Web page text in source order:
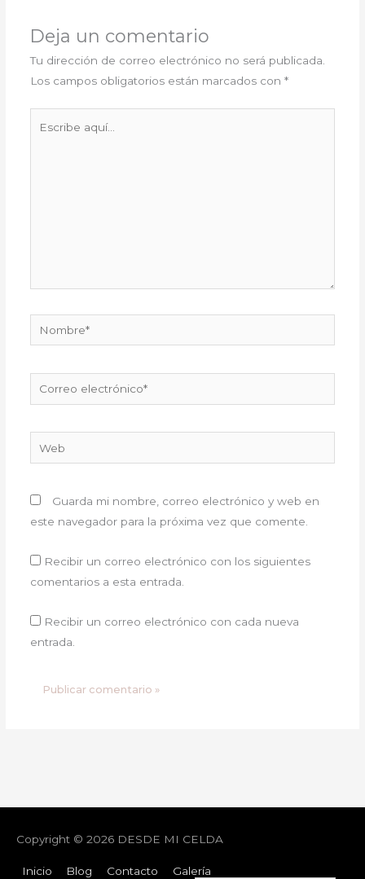
Deja un comentario
Tu dirección de correo electrónico no será publicada.
Los campos obligatorios están marcados con *
Nombre*
electrónico*
Guarda mi nombre, correo electrónico y web en
este navegador para la próxima vez que comente.
Recibir un correo electrónico con los siguientes
comentarios a esta entrada.
Recibir un correo electrónico con cada nueva
entrada.
Copyright © 2026 DESDE MI CELDA
Inicio Blog Contacto Galería